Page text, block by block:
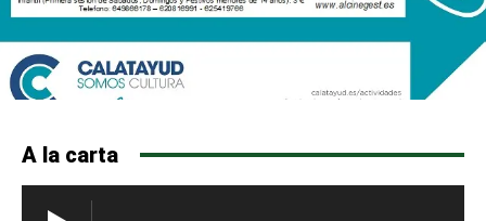
A la carta